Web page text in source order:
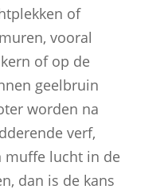
of
vooral
of op de
geelbruin
worden na
verf,
muffe lucht in de
dan is de kans